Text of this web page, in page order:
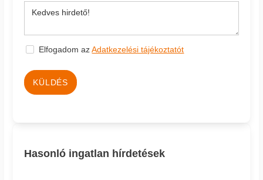
Elfogadom azAdatkezelési tájékoztatót
KÜLDÉS
Hasonló ingatlan hírdetések